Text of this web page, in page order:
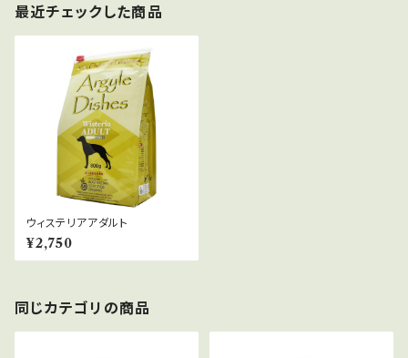
最近チェックした商品
ウィステリアアダルト
¥2,750
同じカテゴリの商品